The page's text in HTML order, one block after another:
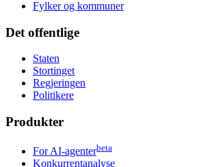
Fylker og kommuner
Det offentlige
Staten
Stortinget
Regjeringen
Politikere
Produkter
For AI-agenterbeta
Konkurrentanalyse